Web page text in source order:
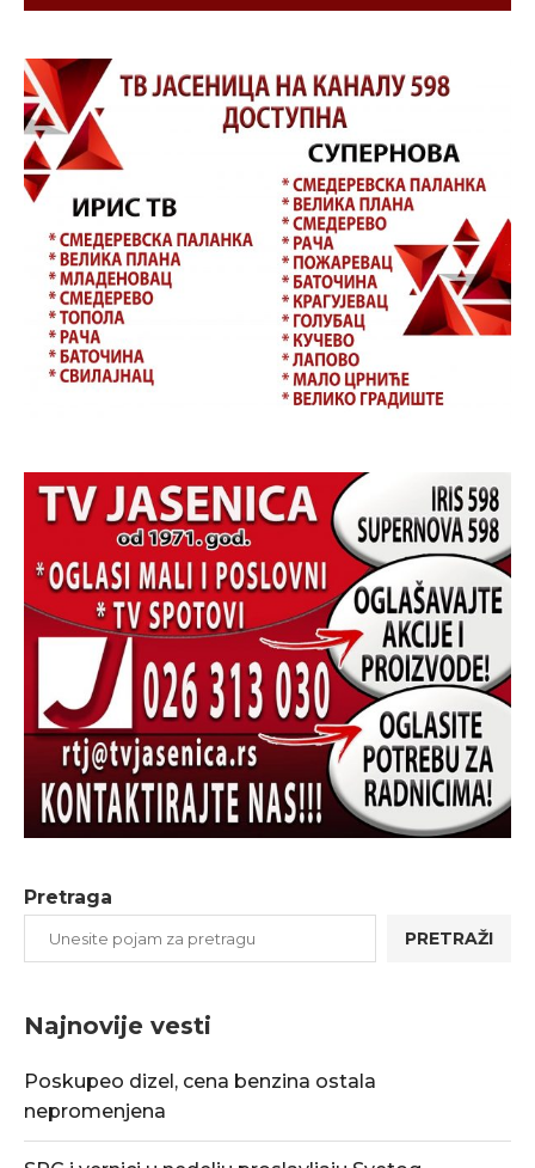
Pretraga
PRETRAŽI
Najnovije vesti
Poskupeo dizel, cena benzina ostala
nepromenjena